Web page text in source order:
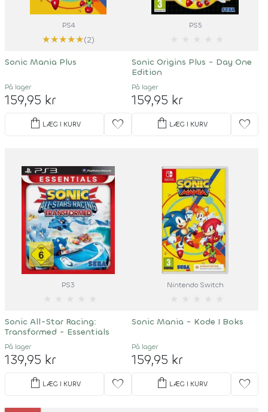
PS4
★★★★★(2)
Sonic Mania Plus
På lager
159,95 kr
shopping_bag LÆG I KURV favorite
PS5
Sonic Origins Plus - Day One
Edition
På lager
159,95 kr
shopping_bag LÆG I KURV favorite
PS3
Sonic All-Star Racing:
Transformed - Essentials
På lager
139,95 kr
shopping_bag LÆG I KURV favorite
Nintendo Switch
Sonic Mania - Kode I Boks
På lager
159,95 kr
shopping_bag LÆG I KURV favorite